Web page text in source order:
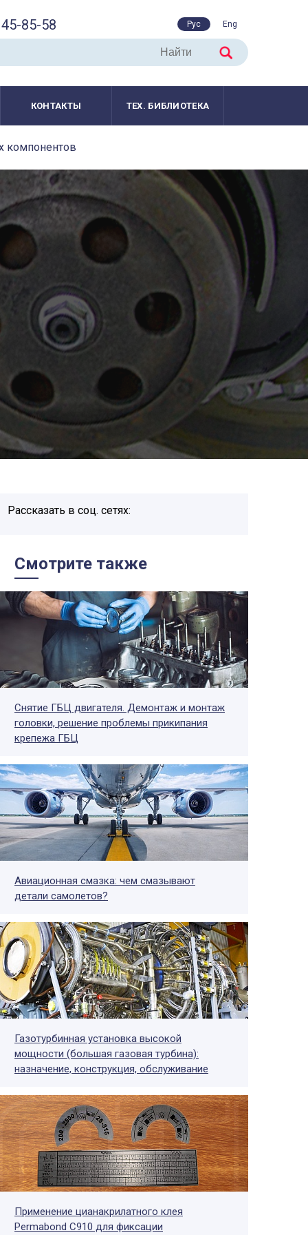
85-58 Рус Eng
КОНТАКТЫ ТЕХ. БИБЛИОТЕКА
компонентов
Рассказать в соц. сетях:
Смотрите также
Снятие ГБЦ двигателя. Демонтаж и монтаж
головки, решение проблемы прикипания
крепежа ГБЦ
Авиационная смазка: чем смазывают
детали самолетов?
Газотурбинная установка высокой
мощности (большая газовая турбина):
назначение, конструкция, обслуживание
Применение цианакрилатного клея
Permabond C910 для фиксации